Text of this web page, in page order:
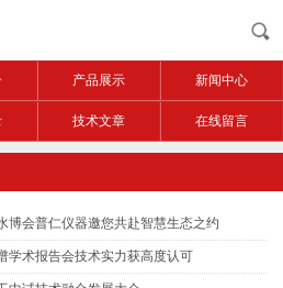
产品展示 新闻中心
技术文章 在线留言
博会普仁仪器邀您共赴智慧生态之约
学术报告会技术实力获高度认可